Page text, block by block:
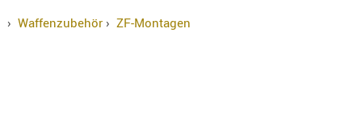
› Waffenzubehör› ZF-Montagen